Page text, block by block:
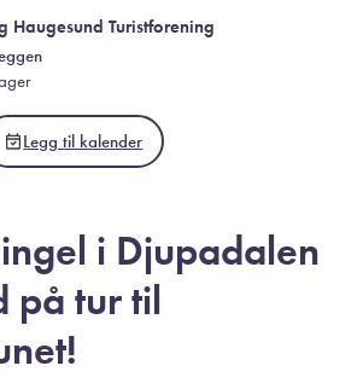
Haugesund Turistforening
Legg til kalender
i Djupadalen
på tur til